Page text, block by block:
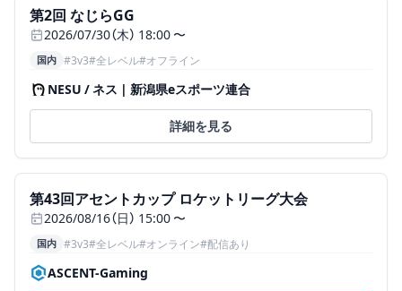
ステータス:終了
第2回 なじらGG
2026/07/30（木） 18:00 〜
国内 #3v3#全レベル#オフライン
NESU / ネス | 新潟県eスポーツ連合
詳細を見る
募集中
ステータス:募集中、国内、3v3、全レベル、オンライン、配
第43回アセントカップ ロケットリーグ大会
2026/08/16（日） 15:00 〜
国内 #3v3#全レベル#オンライン#配信あり
ASCENT-Gaming